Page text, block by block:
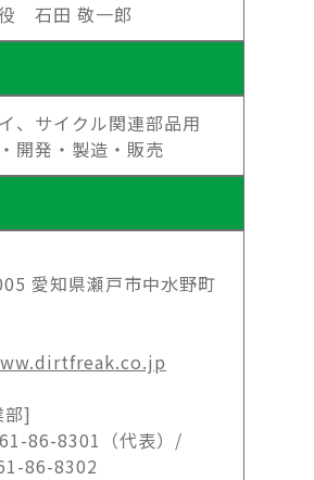
石田 敬一郎
、サイクル関連部品用
開発・製造・販売
愛知県瀬戸市中水野町
]
86-8301（代表）/
86-8302